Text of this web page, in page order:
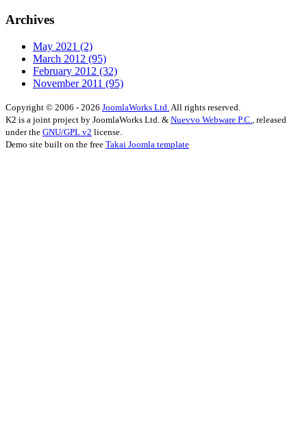
Archives
May 2021 (2)
March 2012 (95)
February 2012 (32)
November 2011 (95)
Copyright © 2006 - 2026 JoomlaWorks Ltd. All rights reserved.
K2 is a joint project by JoomlaWorks Ltd. & Nuevvo Webware P.C.
, released
under the GNU/GPL v2 license.
Demo site built on the free Takai Joomla template